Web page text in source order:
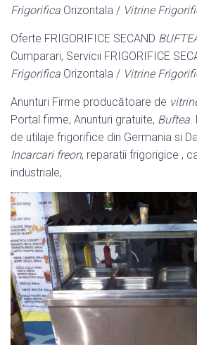
Frigorifica Orizontala / Vitrine
Oferte FRIGORIFICE SECAND
Cumparari, Servicii FRIGORIFICE
Frigorifica Orizontala / Vitrine
Anunturi Firme producătoare de
Portal firme, Anunturi gratuite, Buftea
de utilaje frigorifice din Germania si
Incarcari freon, reparatii frigorigice ,
industriale,